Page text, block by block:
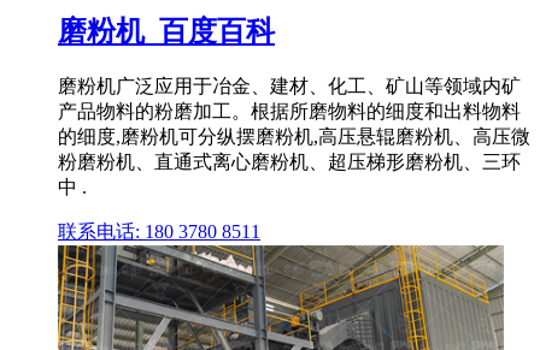
磨粉机_百度百科
磨粉机广泛应用于冶金、建材、化工、矿山等领域内矿
产品物料的粉磨加工。根据所磨物料的细度和出料物料
的细度,磨粉机可分纵摆磨粉机,高压悬辊磨粉机、高压微
粉磨粉机、直通式离心磨粉机、超压梯形磨粉机、三环
中 .
联系电话: 180 3780 8511